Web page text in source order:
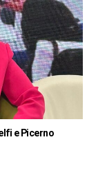
e Picerno